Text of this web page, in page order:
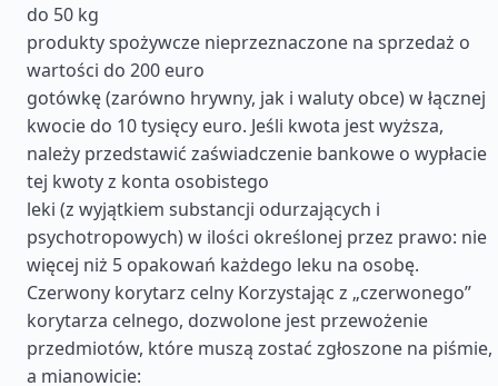
do 50 kg
produkty spożywcze nieprzeznaczone na sprzedaż o
wartości do 200 euro
gotówkę (zarówno hrywny, jak i waluty obce) w łącznej
kwocie do 10 tysięcy euro. Jeśli kwota jest wyższa,
należy przedstawić zaświadczenie bankowe o wypłacie
tej kwoty z konta osobistego
leki (z wyjątkiem substancji odurzających i
psychotropowych) w ilości określonej przez prawo: nie
więcej niż 5 opakowań każdego leku na osobę.
Czerwony korytarz celny Korzystając z „czerwonego”
korytarza celnego, dozwolone jest przewożenie
przedmiotów, które muszą zostać zgłoszone na piśmie,
a mianowicie: